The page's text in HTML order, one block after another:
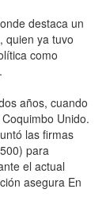
destaca un
quien ya tuvo
como
años, cuando
Unido.
las firmas
para
el actual
asegura En